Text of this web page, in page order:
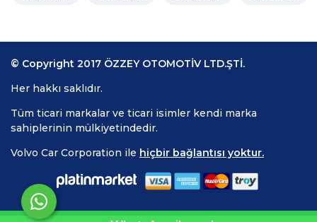
© Copyright 2017 ÖZZEY OTOMOTİV LTD.ŞTİ.
Her hakkı saklıdır.
Tüm ticari markalar ve ticari isimler kendi marka
sahiplerinin mülkiyetindedir.
Volvo Car Corporation ile hiçbir bağlantısı yoktur.